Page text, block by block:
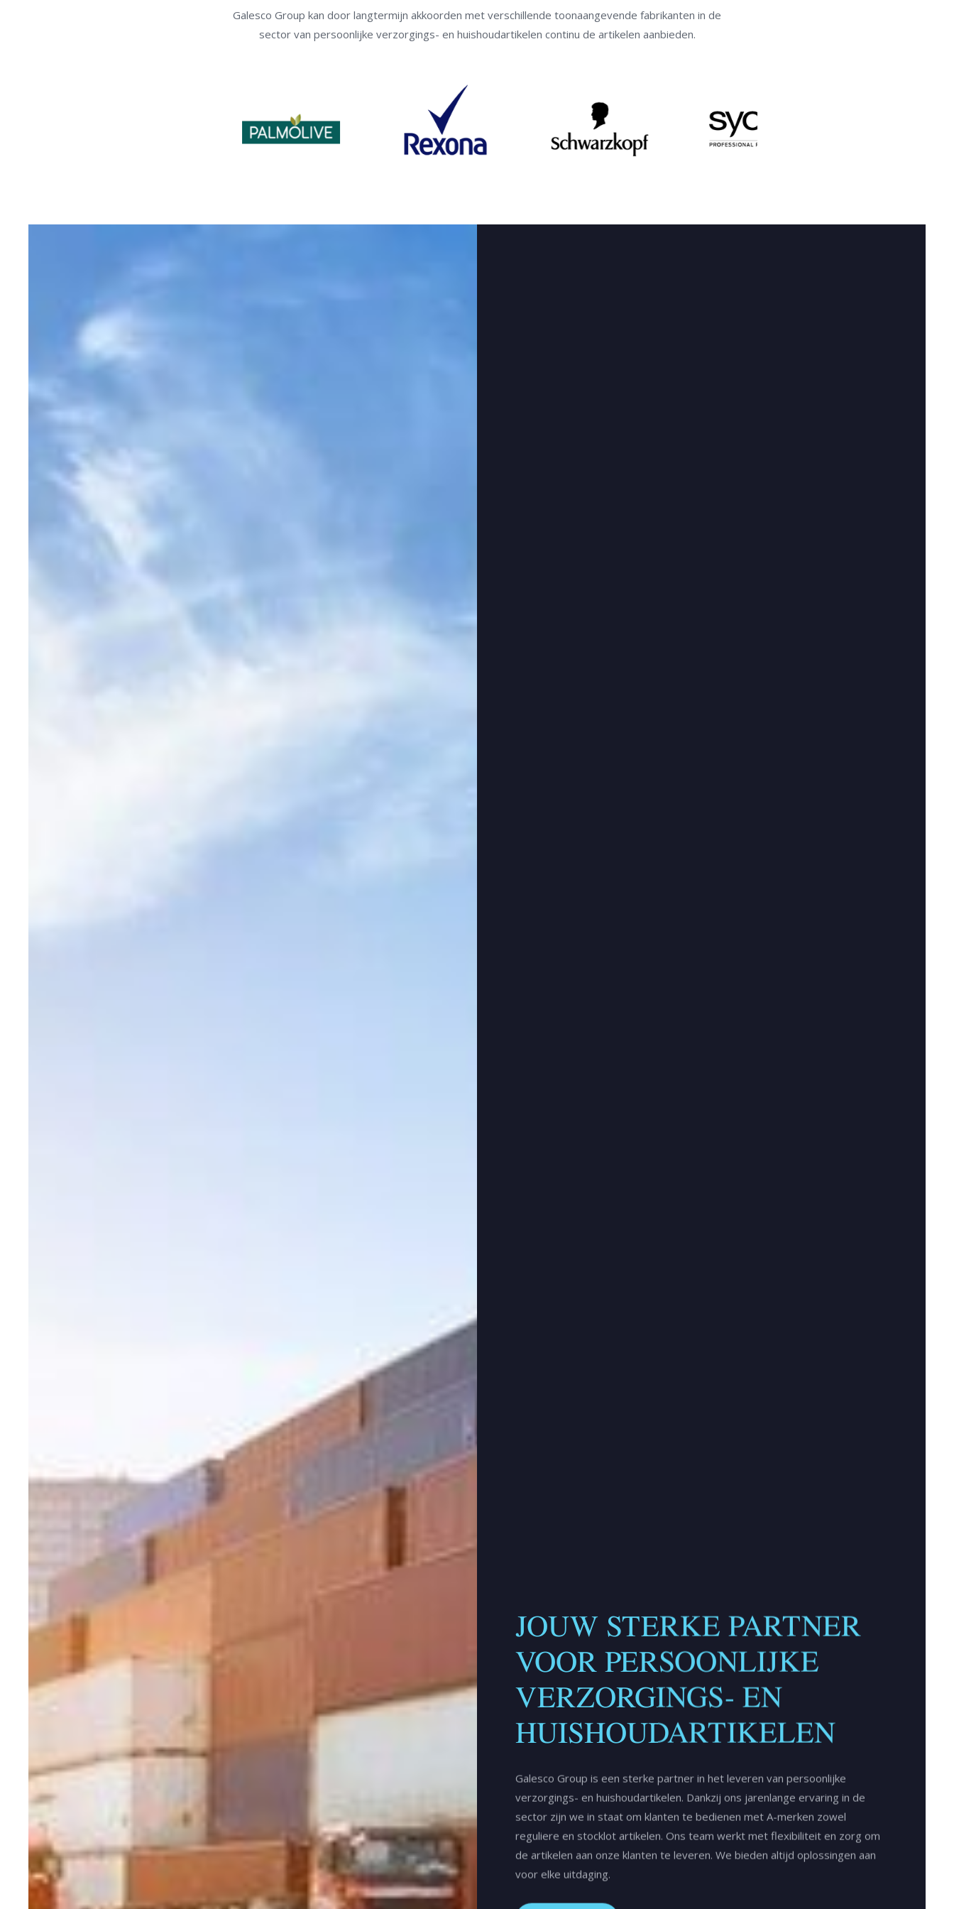
Galesco Group kan door langtermijn akkoorden met verschillende toonaangevende fabrikanten in de
sector van persoonlijke verzorgings- en huishoudartikelen continu de artikelen aanbieden.
JOUW STERKE PARTNER
VOOR PERSOONLIJKE
VERZORGINGS- EN
HUISHOUDARTIKELEN
Galesco Group is een sterke partner in het leveren van persoonlijke
verzorgings- en huishoudartikelen. Dankzij ons jarenlange ervaring in de
sector zijn we in staat om klanten te bedienen met A-merken zowel
reguliere en stocklot artikelen. Ons team werkt met flexibiliteit en zorg om
de artikelen aan onze klanten te leveren. We bieden altijd oplossingen aan
voor elke uitdaging.